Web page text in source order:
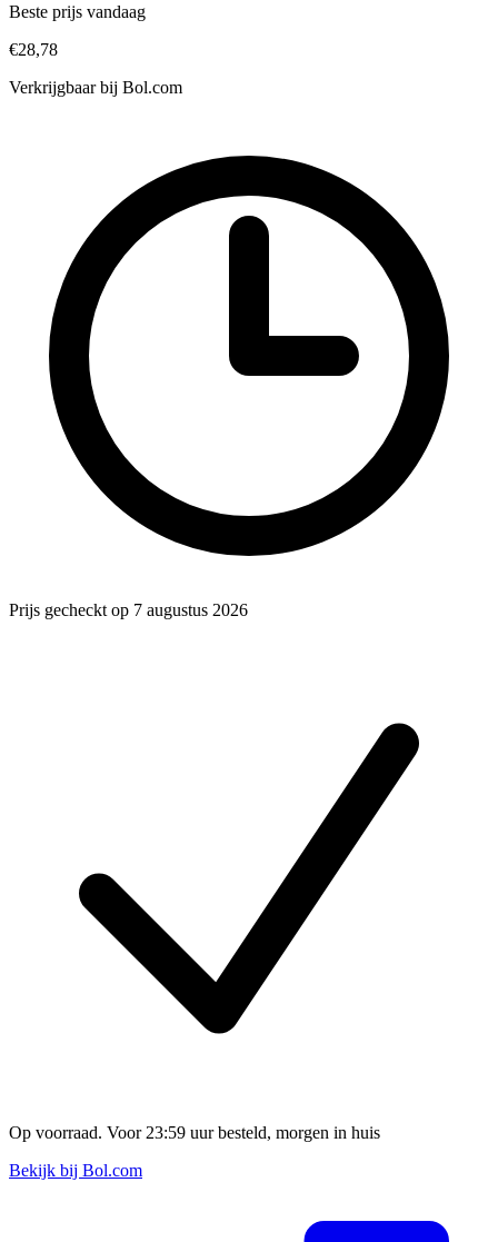
Beste prijs vandaag
€28,78
Verkrijgbaar bij Bol.com
Prijs gecheckt op 7 augustus 2026
Op voorraad. Voor 23:59 uur besteld, morgen in huis
Bekijk bij Bol.com